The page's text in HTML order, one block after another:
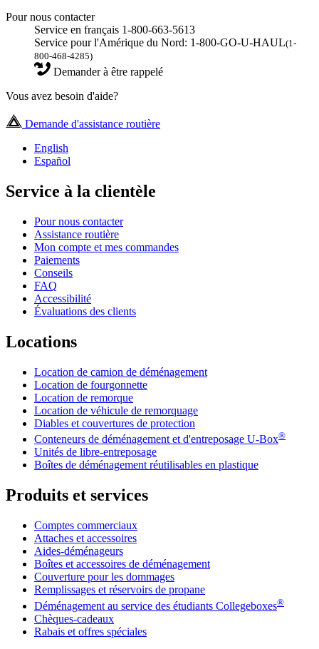
Pour nous contacter
Service en français 1-800-663-5613
Service pour l'Amérique du Nord: 1-800-GO-U-HAUL(1-
800-468-4285)
Demander à être rappelé
Vous avez besoin d'aide?
Demande d'assistance routière
English
Español
Service à la clientèle
Pour nous contacter
Assistance routière
Mon compte et mes commandes
Paiements
Conseils
FAQ
Accessibilité
Évaluations des clients
Locations
Location de camion de déménagement
Location de fourgonnette
Location de remorque
Location de véhicule de remorquage
Diables et couvertures de protection
Conteneurs de déménagement et d'entreposage U-Box®
Unités de libre-entreposage
Boîtes de déménagement réutilisables en plastique
Produits et services
Comptes commerciaux
Attaches et accessoires
Aides-déménageurs
Boîtes et accessoires de déménagement
Couverture pour les dommages
Remplissages et réservoirs de propane
Déménagement au service des étudiants Collegeboxes®
Chèques-cadeaux
Rabais et offres spéciales